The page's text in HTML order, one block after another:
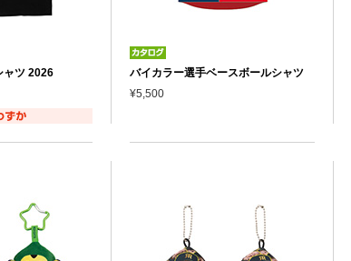
ャツ 2026
バイカラー選手ベースボールシャツ
¥5,500